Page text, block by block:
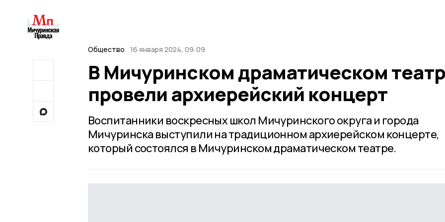
Общество 16 января 2024, 09:09
В Мичуринском драматическом
провели архиерейский концерт
Воспитанники воскресных школ Мичуринского округа и города
Мичуринска выступили на традиционном архиерейском концерте,
который состоялся в Мичуринском драматическом театре.